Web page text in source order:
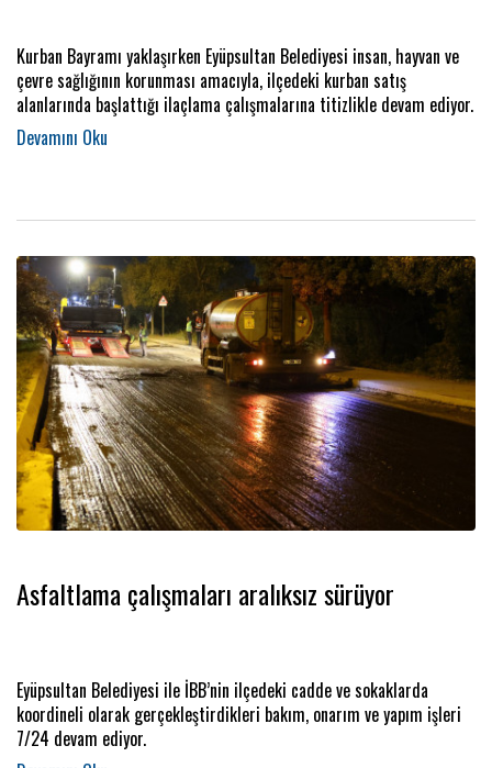
Kurban Bayramı yaklaşırken Eyüpsultan Belediyesi insan, hayvan ve
çevre sağlığının korunması amacıyla, ilçedeki kurban satış
alanlarında başlattığı ilaçlama çalışmalarına titizlikle devam ediyor.
Asfaltlama çalışmaları aralıksız sürüyor
Eyüpsultan Belediyesi ile İBB’nin ilçedeki cadde ve sokaklarda
koordineli olarak gerçekleştirdikleri bakım, onarım ve yapım işleri
7/24 devam ediyor.